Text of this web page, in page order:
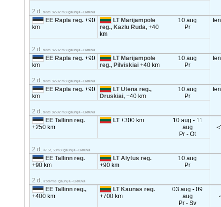
2 d. tents 82-92 m3 Igaunija - Lietuva
EE Rapla reg.+90
km
LT Marijampole
reg., Kazlu Ruda,+40
km
10 aug
Pr
2 d. tents 82-92 m3 Igaunija - Lietuva
EE Rapla reg.+90
km
LT Marijampole
reg., Pilviskiai+40 km
10 aug
Pr
2 d. tents 82-92 m3 Igaunija - Lietuva
EE Rapla reg.+90
km
LT Utena reg.,
Druskiai,+40 km
10 aug
Pr
2 d. tents 82-92 m3 Igaunija - Lietuva
EE Tallinn reg.
+250 km
LT+300 km
10 aug - 11
aug
Pr - Ot
2 d. <7.5t, 50m3 Igaunija - Lietuva
EE Tallinn reg.
+90 km
LT Alytus reg.
+90 km
10 aug
Pr
2 d. izoterms Igaunija - Lietuva
EE Tallinn reg.,
+400 km
LT Kaunas reg.
+700 km
03 aug - 09
aug
Pr - Sv